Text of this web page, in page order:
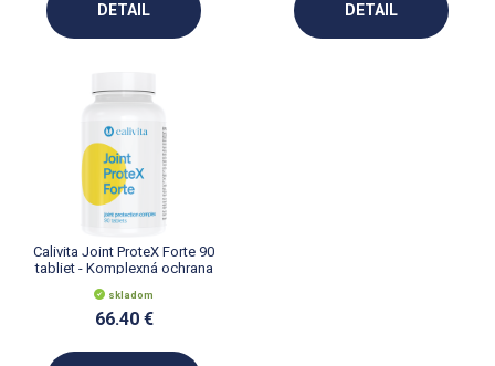
DETAIL DETAIL
Calivita Joint ProteX Forte 90
tabliet - Komplexná ochrana
skladom
66.40 €